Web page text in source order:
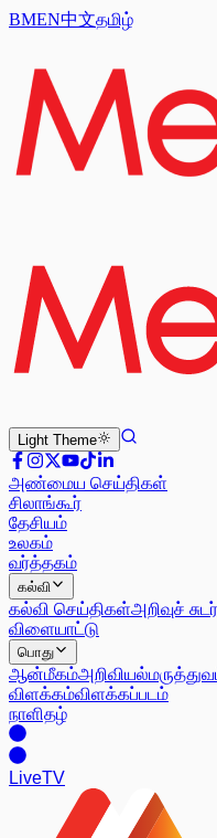
BMEN中文தமிழ்
Light Theme
அண்மைய செய்திகள்
சிலாங்கூர்
தேசியம்
உலகம்
வர்த்தகம்
கல்வி
கல்வி செய்திகள்அறிவுச் சுடர்
விளையாட்டு
பொது
ஆன்மீகம்அறிவியல்
விளக்கம்விளக்கப்படம்
நாளிதழ்
LiveTV